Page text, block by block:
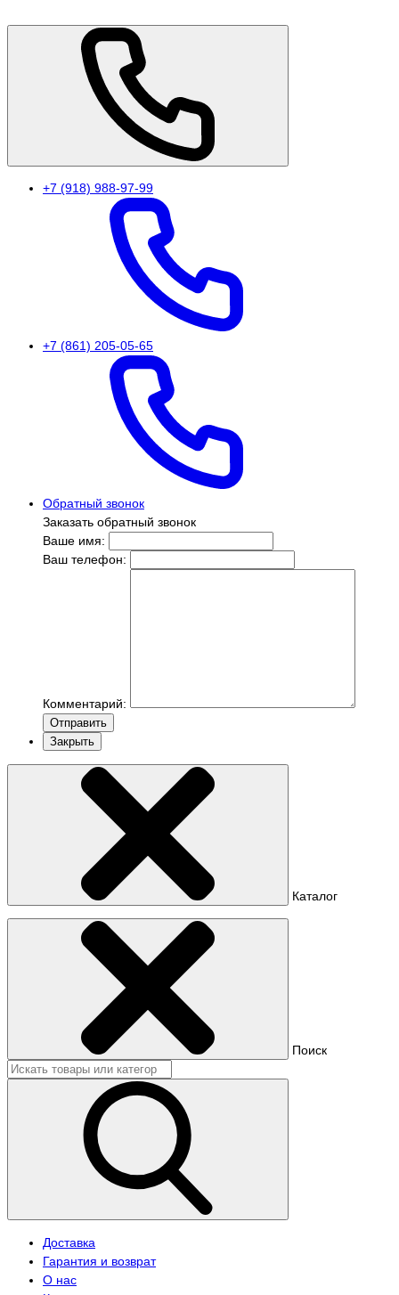
+7 (918) 988-97-99
+7 (861) 205-05-65
Обратный звонок
Заказать обратный звонок
Ваше имя:
Ваш телефон:
Комментарий:
Отправить
Закрыть
Каталог
Поиск
Доставка
Гарантия и возврат
О нас